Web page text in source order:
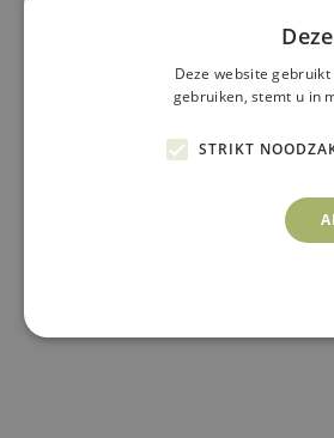
Deze website
gebruiken, stemt u in
STRIKT